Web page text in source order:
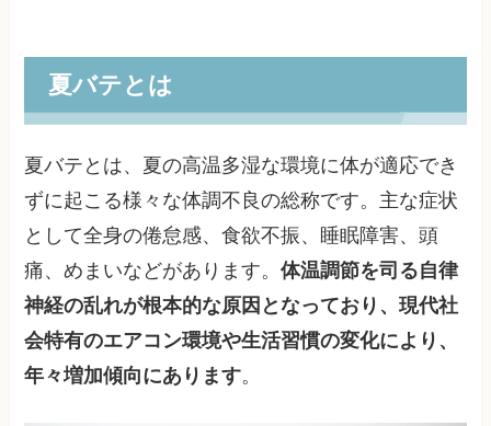
夏バテとは
夏バテとは、夏の高温多湿な環境に体が適応でき
ずに起こる様々な体調不良の総称です。主な症状
として全身の倦怠感、食欲不振、睡眠障害、頭
痛、めまいなどがあります。体温調節を司る自律
神経の乱れが根本的な原因となっており、現代社
会特有のエアコン環境や生活習慣の変化により、
年々増加傾向にあります。